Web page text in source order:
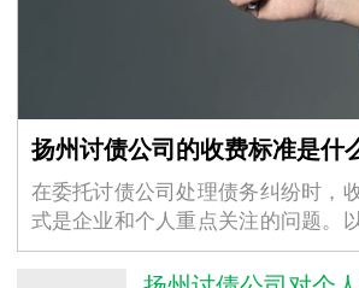
在委托讨债公司处理债务纠纷时，
式是企业和个人重点关注的问题。
不同常州讨债公司的收费模式存在
“按回款比例” 和 “固定收费” 两类